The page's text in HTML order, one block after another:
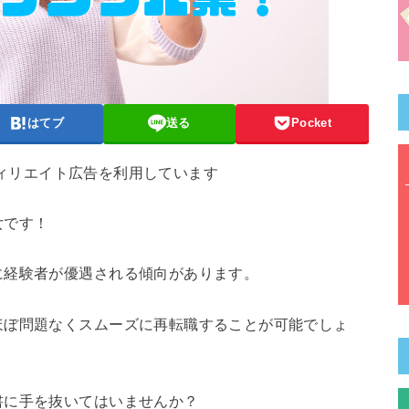
はてブ 送る Pocket
エイト広告を利用しています
す！
験者が優遇される傾向があります。
問題なくスムーズに再転職することが可能でしょ
手を抜いてはいませんか？